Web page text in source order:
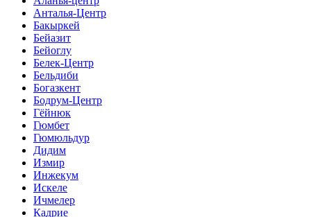
Анталья-Центр
Бакыркей
Бейазит
Бейоглу
Белек-Центр
Бельдиби
Богазкент
Бодрум-Центр
Гёйнюк
Гюмбет
Гюмюльдур
Дидим
Измир
Инжекум
Искеле
Ичмелер
Кадрие